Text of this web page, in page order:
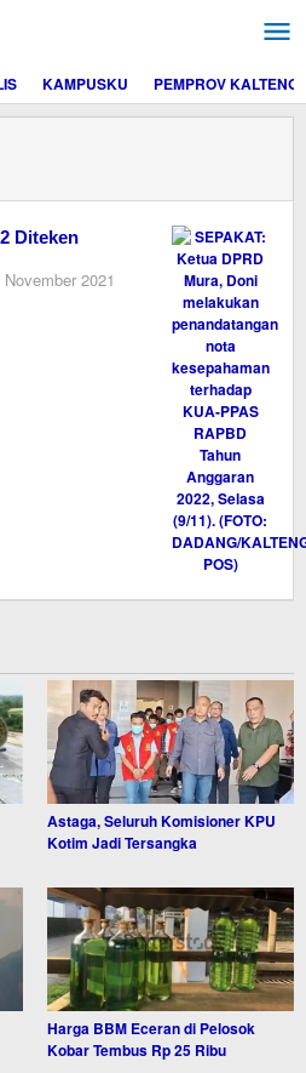
KAMPUSKU PEMPROV KALTENG
Diteken
November 2021
Astaga, Seluruh Komisioner KPU
Kotim Jadi Tersangka
Harga BBM Eceran di Pelosok
Kobar Tembus Rp 25 Ribu